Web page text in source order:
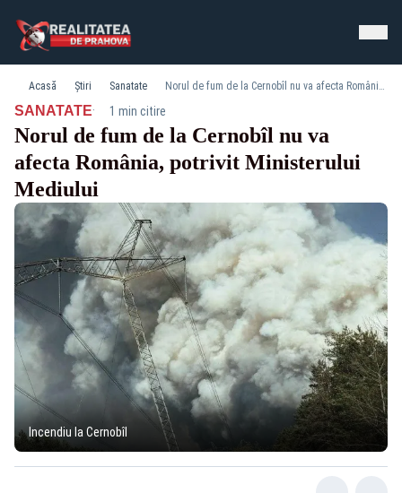
Acasă Știri Sanatate Norul de fum de la Cernobîl nu va afecta România, potrivit Ministerului Mediului
SANATATE· 1 min citire
Norul de fum de la Cernobîl nu va
afecta România, potrivit Ministerului
Mediului
Incendiu la Cernobîl